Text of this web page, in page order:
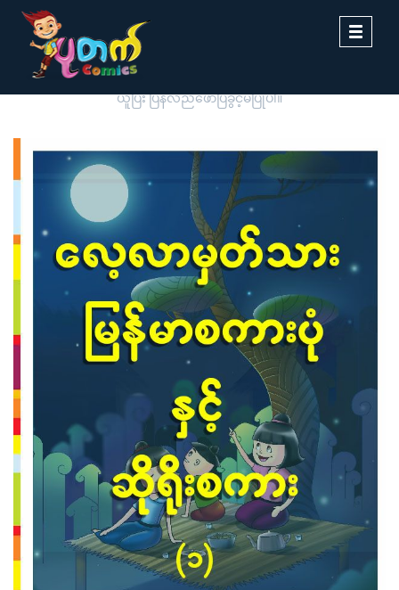
Toggle
ပုတက်ကာတွန်းမှ မူပိုင်စီစဉ်တင်ဆက်ထားခြင်းဖြစ်ပါသည်။ တစ်ဆင့်ကူး
ယူပြီး ပြန်လည်ဖော်ပြခွင့်မပြုပါ။